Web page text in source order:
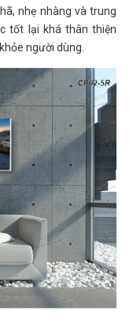
nhẹ nhàng và trung
tốt lại khá thân thiện
người dùng.